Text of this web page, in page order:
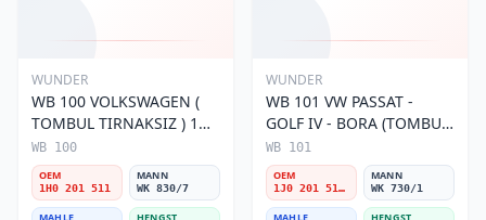
WUNDER
WB 100 VOLKSWAGEN (
TOMBUL TIRNAKSIZ ) 1H0
201 511 Yakıt/Benzin
Filtresi
WB 100
OEM
1H0 201 511
MANN
WK 830/7
WUNDER
WB 101 VW PASSAT -
GOLF IV - BORA (TOMBUL
TIRNAKLI) 1J0 201 511 A
Yakıt/Benzin Filtresi
WB 101
OEM
1J0 201 511 A
MANN
WK 730/1